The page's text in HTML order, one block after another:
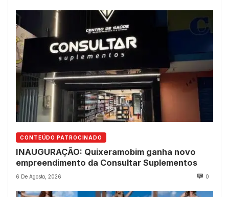
CONTEÚDO PATROCINADO
INAUGURAÇÃO: Quixeramobim ganha novo
empreendimento da Consultar Suplementos
6 De Agosto, 2026 0